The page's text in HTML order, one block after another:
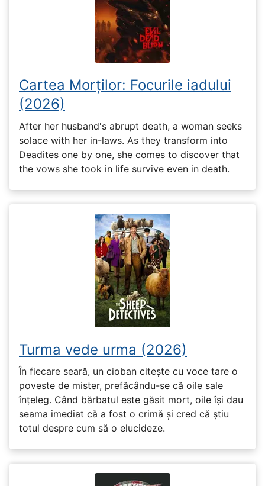
Cartea Morților: Focurile iadului
(2026)
After her husband's abrupt death, a woman seeks
solace with her in-laws. As they transform into
Deadites one by one, she comes to discover that
the vows she took in life survive even in death.
Turma vede urma (2026)
În fiecare seară, un cioban citește cu voce tare o
poveste de mister, prefăcându-se că oile sale
înțeleg. Când bărbatul este găsit mort, oile își dau
seama imediat că a fost o crimă și cred că știu
totul despre cum să o elucideze.